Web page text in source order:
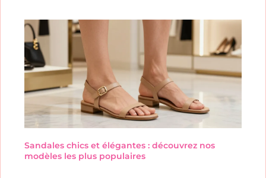
Sandales chics et élégantes : découvrez nos
modèles les plus populaires